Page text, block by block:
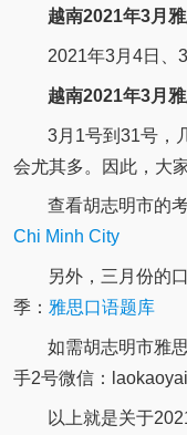
越南2021年3月
2021年3月4日、
越南2021年3月
3月1号到31号，
会尤其多。因此，大
查看胡志明市的
Chi Minh City
另外，三月份的
季： 雅思口语题库
如需胡志明市雅
手2号微信：
以上就是关于